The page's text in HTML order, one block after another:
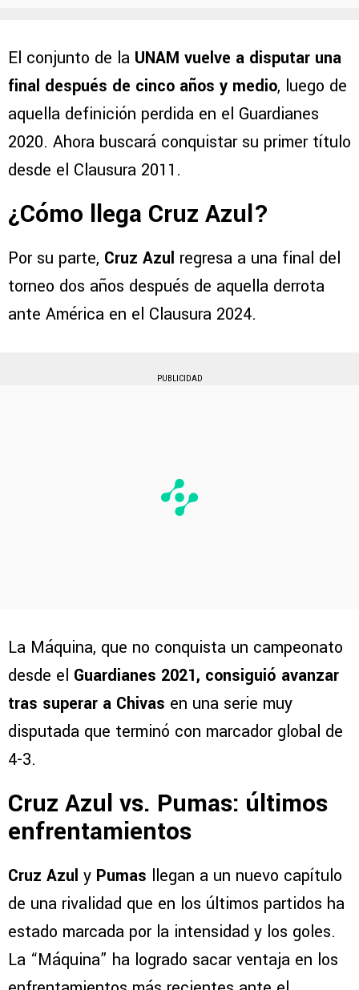
El conjunto de la UNAM vuelve a disputar una
final después de cinco años y medio, luego de
aquella definición perdida en el Guardianes
2020. Ahora buscará conquistar su primer título
desde el Clausura 2011.
¿Cómo llega Cruz Azul?
Por su parte, Cruz Azul regresa a una final del
torneo dos años después de aquella derrota
ante América en el Clausura 2024.
PUBLICIDAD
La Máquina, que no conquista un campeonato
desde el Guardianes 2021, consiguió avanzar
tras superar a Chivas en una serie muy
disputada que terminó con marcador global de
4-3.
Cruz Azul vs. Pumas: últimos
enfrentamientos
Cruz Azul y Pumas llegan a un nuevo capítulo
de una rivalidad que en los últimos partidos ha
estado marcada por la intensidad y los goles.
La “Máquina” ha logrado sacar ventaja en los